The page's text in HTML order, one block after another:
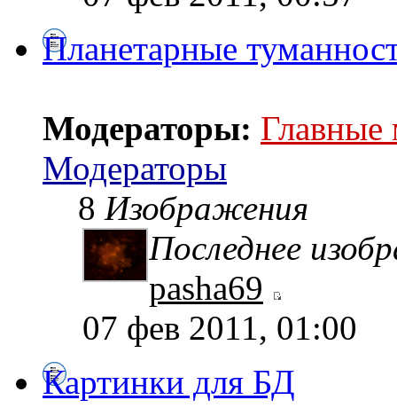
Планетарные
Модераторы: Главные
Модераторы
8 Изображения
Последнее
pasha69
07 фев 2011, 01:00
Картинки для БД